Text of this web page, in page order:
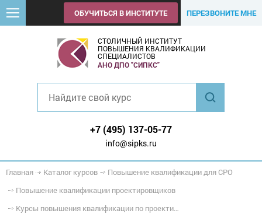
ОБУЧИТЬСЯ В ИНСТИТУТЕ ПЕРЕЗВОНИТЕ МНЕ
СТОЛИЧНЫЙ ИНСТИТУТ
ПОВЫШЕНИЯ КВАЛИФИКАЦИИ
СПЕЦИАЛИСТОВ
АНО ДПО "СИПКС"
+7 (495) 137-05-77
info@sipks.ru
Главная Каталог курсов
Повышение квалификации для СРО
Повышение квалификации проектировщиков
Курсы повышения квалификации по проектированию особо опасных, технически сложных и уникальных объектов